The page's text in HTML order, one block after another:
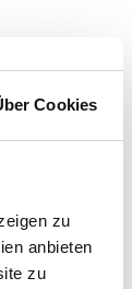
Cookies
zu
anbieten
zu
Oberfläche